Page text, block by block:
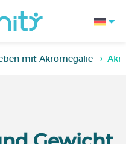
mit Akromegalie